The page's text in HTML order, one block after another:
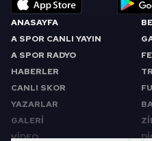
ANASAYFA
A SPOR CANLI YAYIN
A SPOR RADYO
HABERLER
CANLI SKOR
YAZARLAR
GALERİ
VİDEO